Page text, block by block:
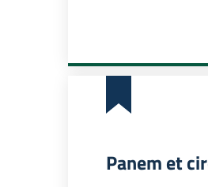
Panem et